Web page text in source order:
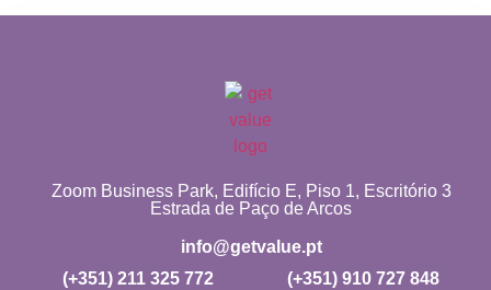
Zoom Business Park, Edifício E, Piso 1, Escritório 3
Estrada de Paço de Arcos
info@getvalue.pt
(+351) 211 325 772
(+351) 910 727 848